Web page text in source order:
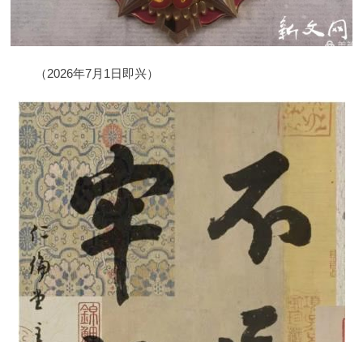
（2026年7月1日即兴）